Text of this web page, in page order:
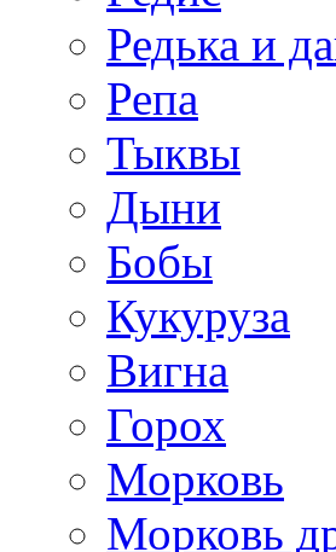
Редька и
Репа
Тыквы
Дыни
Бобы
Кукуруза
Вигна
Горох
Морковь
Морковь